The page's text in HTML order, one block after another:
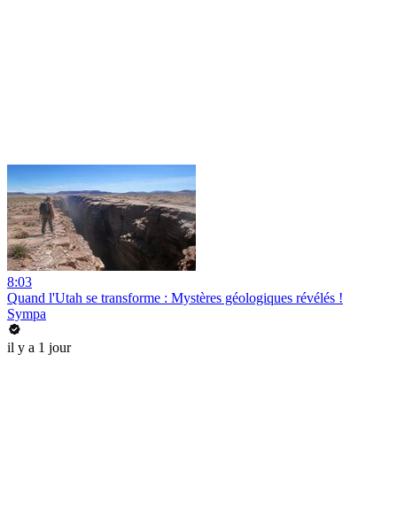
8:03
Quand l'Utah se transforme : Mystères géologiques révélés !
Sympa
il y a 1 jour